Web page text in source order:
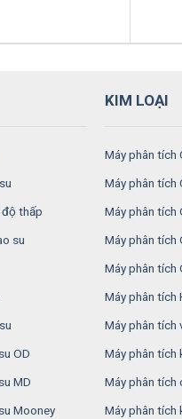
thấp
su
OD
MD
Mooney
KIM LOẠI
Máy phân tích
Máy phân tích
Máy phân tích
Máy phân tích
Máy phân tích
Máy phân tích
Máy phân tích
Máy phân tích
Máy phân tích
Máy phân tích